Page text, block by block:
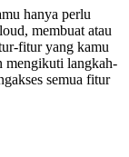
hanya perlu
membuat atau
fitur yang kamu
mengikuti langkah-
semua fitur